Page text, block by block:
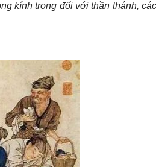
kính trọng đối với thần thánh,